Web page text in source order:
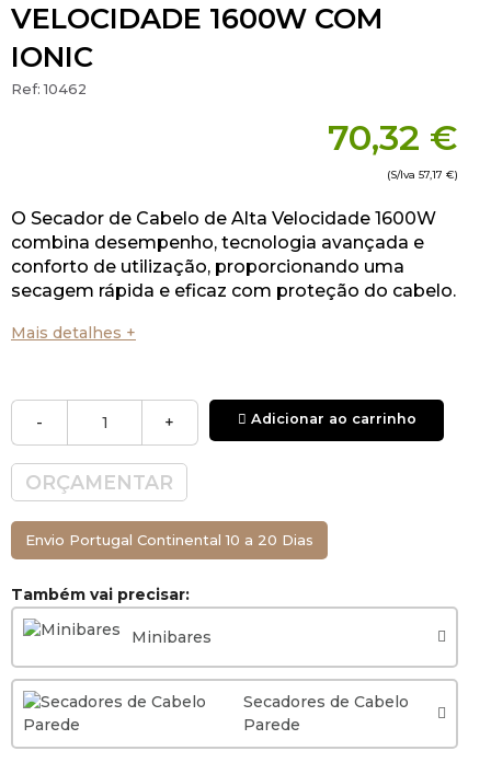
VELOCIDADE 1600W COM
IONIC
Ref:10462
70,32 €
(S/Iva 57,17 €)
O Secador de Cabelo de Alta Velocidade 1600W
combina desempenho, tecnologia avançada e
conforto de utilização, proporcionando uma
secagem rápida e eficaz com proteção do cabelo.
Mais detalhes +
- + Adicionar ao carrinho
ORÇAMENTAR
Envio Portugal Continental 10 a 20 Dias
Também vai precisar:
Minibares
Secadores de Cabelo
Parede